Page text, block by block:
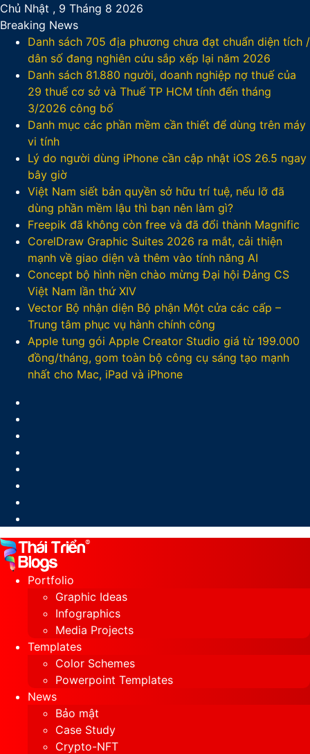
Chủ Nhật , 9 Tháng 8 2026
Breaking News
Danh sách 705 địa phương chưa đạt chuẩn diện tích /
dân số đang nghiên cứu sắp xếp lại năm 2026
Danh sách 81.880‬ người, doanh nghiệp nợ thuế của
29 thuế cơ sở và Thuế TP HCM tính đến tháng
3/2026 công bố
Danh mục các phần mềm cần thiết để dùng trên máy
vi tính
Lý do người dùng iPhone cần cập nhật iOS 26.5 ngay
bây giờ
Việt Nam siết bản quyền sở hữu trí tuệ, nếu lỡ đã
dùng phần mềm lậu thì bạn nên làm gì?
Freepik đã không còn free và đã đổi thành Magnific
CorelDraw Graphic Suites 2026 ra mắt, cải thiện
mạnh về giao diện và thêm vào tính năng AI
Concept bộ hình nền chào mừng Đại hội Đảng CS
Việt Nam lần thứ XIV
Vector Bộ nhận diện Bộ phận Một cửa các cấp –
Trung tâm phục vụ hành chính công
Apple tung gói Apple Creator Studio giá từ 199.000
đồng/tháng, gom toàn bộ công cụ sáng tạo mạnh
nhất cho Mac, iPad và iPhone
Portfolio
Graphic Ideas
Infographics
Media Projects
Templates
Color Schemes
Powerpoint Templates
News
Bảo mật
Case Study
Crypto-NFT